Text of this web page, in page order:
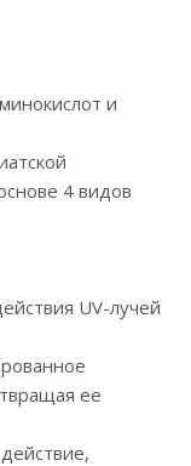
и
4 видов
UV-лучей
ее